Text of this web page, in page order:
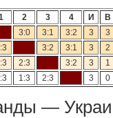
2 3 4 И
В
3:0 3:1 3:2 3
3
3:2 3:1 3
2
2:3 3:2 3
1
1:3 2:3 3 0
—